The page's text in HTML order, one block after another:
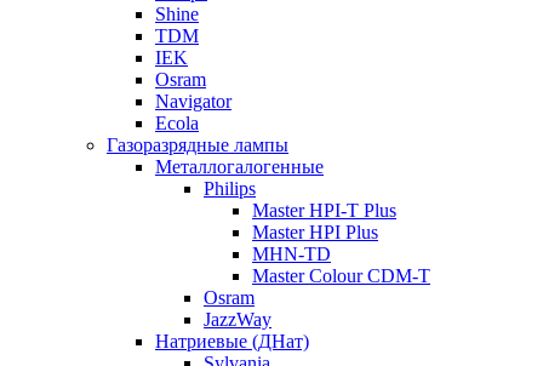
Shine
TDM
IEK
Osram
Navigator
Ecola
Газоразрядные лампы
Металлогалогенные
Philips
Master HPI-T Plus
Master HPI Plus
MHN-TD
Master Colour CDM-T
Osram
JazzWay
Натриевые (ДНат)